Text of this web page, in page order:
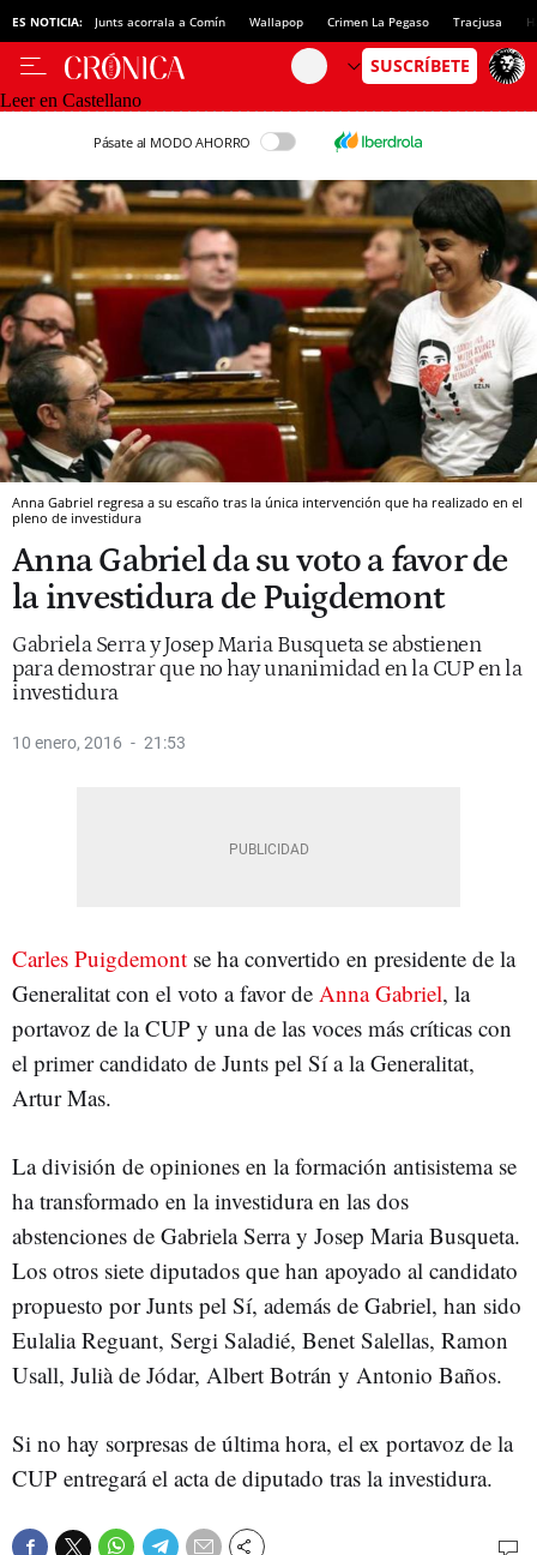
ES NOTICIA: Junts acorrala a Comín Wallapop Crimen La Pegaso Tracjusa
Leer en Castellano
Pásate al MODO AHORRO
Anna Gabriel regresa a su escaño tras la única intervención que ha realizado en el
pleno de investidura
Anna Gabriel da su voto a favor de
la investidura de Puigdemont
Gabriela Serra y Josep Maria Busqueta se abstienen
para demostrar que no hay unanimidad en la CUP en la
investidura
10 enero, 2016 21:53
Carles Puigdemont se ha convertido en presidente de la
Generalitat con el voto a favor de Anna Gabriel, la
portavoz de la CUP y una de las voces más críticas con
el primer candidato de Junts pel Sí a la Generalitat,
Artur Mas.
La división de opiniones en la formación antisistema se
ha transformado en la investidura en las dos
abstenciones de Gabriela Serra y Josep Maria Busqueta.
Los otros siete diputados que han apoyado al candidato
propuesto por Junts pel Sí, además de Gabriel, han sido
Eulalia Reguant, Sergi Saladié, Benet Salellas, Ramon
Usall, Julià de Jódar, Albert Botrán y Antonio Baños.
Si no hay sorpresas de última hora, el ex portavoz de la
CUP entregará el acta de diputado tras la investidura.